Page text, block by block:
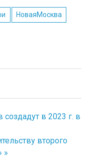
НоваяМосква
в 2023 г. в
второго
»